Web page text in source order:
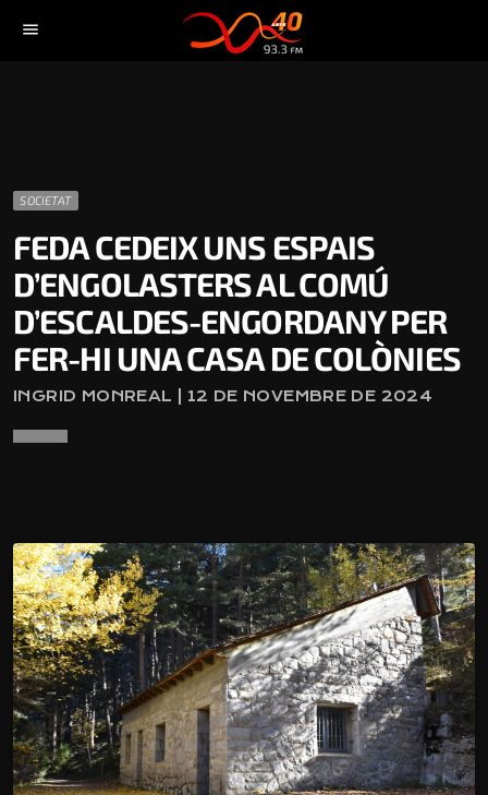
menu
SOCIETAT
FEDA CEDEIX UNS ESPAIS
D’ENGOLASTERS AL COMÚ
D’ESCALDES-ENGORDANY PER
FER-HI UNA CASA DE COLÒNIES
INGRID MONREAL | 12 DE NOVEMBRE DE 2024